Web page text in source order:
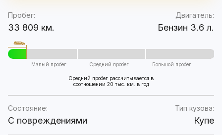
Пробег:
33 809 км.
Двигатель:
Бензин 3.6 л.
Малый пробег Средний пробег Большой пробег
Средний пробег рассчитывается в
соотношении 20 тыс. км. в год
Состояние:
C повреждениями
Тип кузова:
Купе